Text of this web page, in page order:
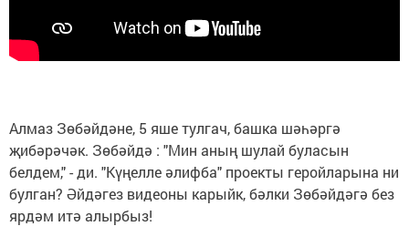
Алмаз Зөбәйдәне, 5 яше тулгач, башка шәһәргә
җибәрәчәк. Зөбәйдә : "Мин аның шулай буласын
белдем," - ди. "Күңелле әлифба" проекты геройларына ни
булган? Әйдәгез видеоны карыйк, бәлки Зөбәйдәгә без
ярдәм итә алырбыз!